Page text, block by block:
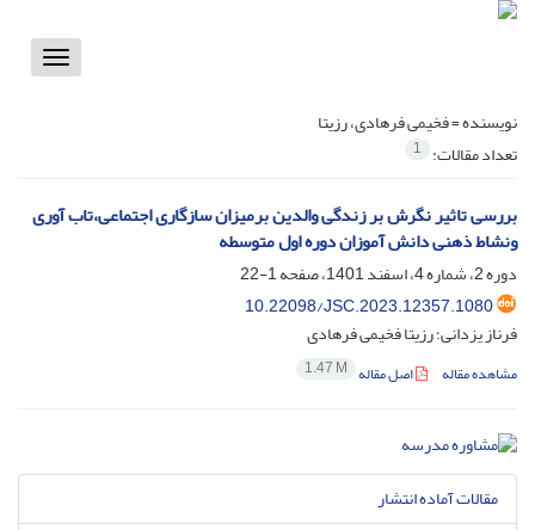
Toggle
نویسنده =فخیمی فرهادی، رزیتا
تعداد مقالات: 1
بررسی تاثیر نگرش بر زندگی والدین برمیزان سازگاری اجتماعی،تاب آوری
ونشاط ذهنی دانش آموزان دوره اول متوسطه
دوره 2، شماره 4، اسفند 1401، صفحه
1-22
10.22098/JSC.2023.12357.1080
فرناز یزدانی؛ رزیتا فخیمی فرهادی
مشاهده مقاله اصل مقاله 1.47 M
مقالات آماده انتشار